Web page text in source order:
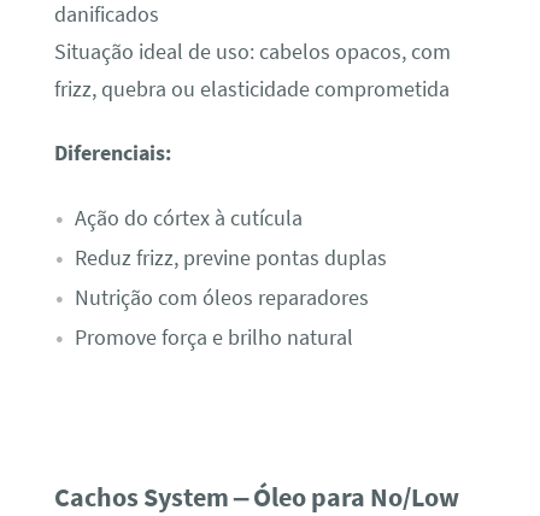
danificados
Situação ideal de uso: cabelos opacos, com
frizz, quebra ou elasticidade comprometida
Diferenciais:
Ação do córtex à cutícula
Reduz frizz, previne pontas duplas
Nutrição com óleos reparadores
Promove força e brilho natural
Cachos System – Óleo para No/Low